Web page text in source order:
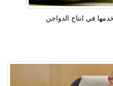
في انتاج الدواجن